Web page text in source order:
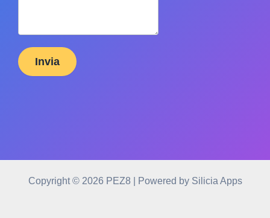
Invia
Copyright © 2026 PEZ8 | Powered by Silicia Apps